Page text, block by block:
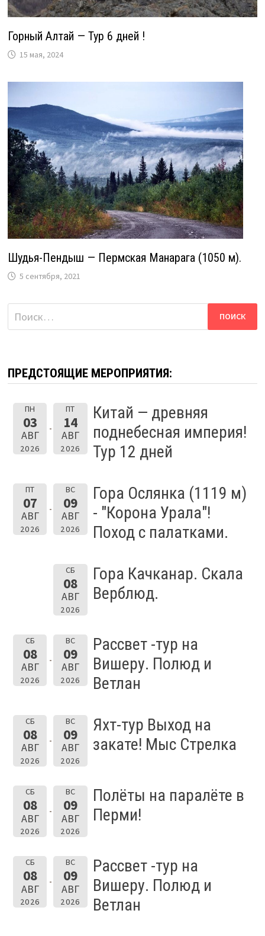
Горный Алтай — Тур 6 дней !
15 мая, 2024
Шудья-Пендыш — Пермская Манарага (1050 м).
5 сентября, 2021
Найти:
ПРЕДСТОЯЩИЕ МЕРОПРИЯТИЯ:
ПН
03
АВГ
2026
ПТ
14
АВГ
2026
Китай — древняя
поднебесная империя!
Тур 12 дней
ПТ
07
АВГ
2026
ВС
09
АВГ
2026
Гора Ослянка (1119 м)
- "Корона Урала"!
Поход с палатками.
СБ
08
АВГ
2026
Гора Качканар. Скала
Верблюд.
СБ
08
АВГ
2026
ВС
09
АВГ
2026
Рассвет -тур на
Вишеру. Полюд и
Ветлан
СБ
08
АВГ
2026
ВС
09
АВГ
2026
Яхт-тур Выход на
закате! Мыс Стрелка
СБ
08
АВГ
2026
ВС
09
АВГ
2026
Полёты на паралёте в
Перми!
СБ
08
АВГ
2026
ВС
09
АВГ
2026
Рассвет -тур на
Вишеру. Полюд и
Ветлан